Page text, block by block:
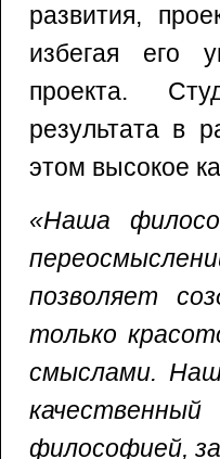
развития,
избегая его
проекта.
результата в
этом высокое
«Наша
позволяет
только
смыслами.
философией,